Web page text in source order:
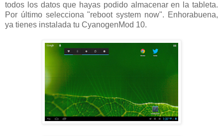
todos los datos que hayas podido almacenar en la tableta.
Por último selecciona "reboot system now". Enhorabuena,
ya tienes instalada tu CyanogenMod 10.